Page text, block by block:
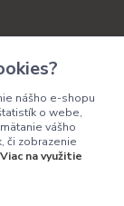
nášho e-shopu
o webe,
vášho
či zobrazenie
Viac na využitie